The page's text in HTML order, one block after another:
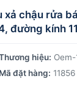
xả chậu rửa
đường kính
hiệu: Oem-
Mã đặt hàng: 11856